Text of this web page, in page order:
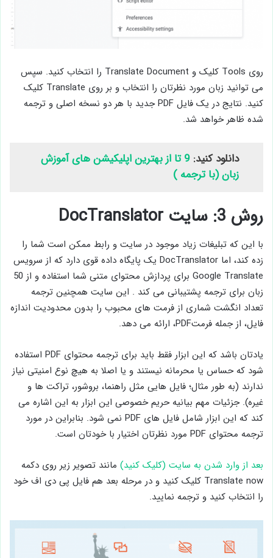
روی Tools کلیک و Translate Document را انتخاب کنید. سپس
می توانید زبان مورد نظرتان را انتخاب و بر روی Translate کلیک
کنید. نتایج در یک فایل PDF جدید با هر دو نسخه اصلی و ترجمه
شده ظاهر خواهد شد.
دانلود کنید:
9 تا از بهترین اپلیکیشن های آموزش
زبان (با ترجمه )
روش 3: سایت DocTranslator
با این که تبلیغات زیاد موجود در سایت و رابط ممکن است شما را
زده کند، اما DocTranslator یک پایگاه داده قوی دارد که از سرویس
Google Translate برای پردازش محتوای متنی شما استفاده و از 50
زبان برای ترجمه پشتیبانی می کند . این سایت همچنین ترجمه
تعداد انگشت شماری از فرمت های محبوب را بدون محدودیت اندازه
فایل، از جمله فرمتPDF، ارائه می دهد.
یادتان باشد که این ابزار فقط باید برای ترجمه محتوای PDF استفاده
شود که حساس یا محرمانه نیستند و یا اصلا به هیچ نوع امنیتی نیاز
ندارند (به طور مثال؛ فایل هایی مثل راهنما، بروشور، تراکت ها و
غیره). جزئیات مهم بیانیه حریم خصوصی این ابزار به این اشاره می
کند که این ابزار شامل فایل های PDF نمی شود. بنابراین در مورد
ترجمه محتوای PDF مورد نظرتان اختیار با خودتان است.
بعد از وارد شدن به سایت (کلیک کنید) مانند تصویر زیر روی دکمه
Translate now کلیک کنید و در مرحله بعد هم فایل پی دی اف خود
را انتخاب کنید و ترجمه نمایید.